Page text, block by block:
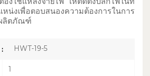
หน่งเพื่อตอบสนองความต้องการในการ
ลิตภัณฑ์
HWT-19-5
1